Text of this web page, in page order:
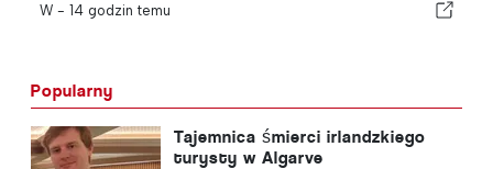
W - 14 godzin temu
Popularny
Tajemnica śmierci irlandzkiego
turysty w Algarve